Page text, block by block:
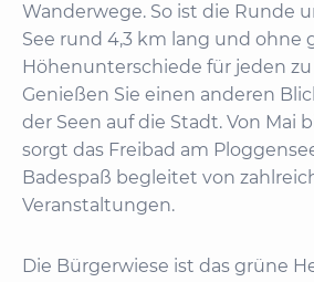
Wanderwege. So ist die Runde
See rund 4,3 km lang und ohne
Höhenunterschiede für jeden
Genießen Sie einen anderen
der Seen auf die Stadt. Von Mai
sorgt das Freibad am
Badespaß begleitet von
Veranstaltungen.
Die Bürgerwiese ist das grüne